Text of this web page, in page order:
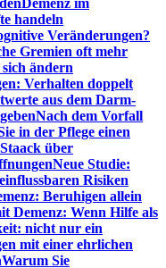
Demenz im
handeln
Veränderungen?
Gremien oft mehr
ändern
Verhalten doppelt
aus dem Darm-
Nach dem Vorfall
in der Pflege einen
über
Neue Studie:
Risiken
Beruhigen allein
Demenz: Wenn Hilfe als
nicht nur ein
mit einer ehrlichen
Warum Sie